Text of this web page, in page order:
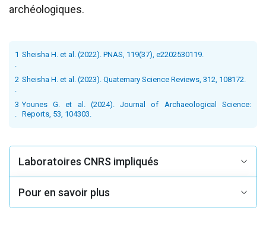
archéologiques.
1
.
Sheisha H. et al. (2022). PNAS, 119(37), e2202530119.
2
.
Sheisha H. et al. (2023). Quaternary Science Reviews, 312, 108172.
3
.
Younes G. et al. (2024). Journal of Archaeological Science:
Reports, 53, 104303.
Laboratoires CNRS impliqués
Pour en savoir plus